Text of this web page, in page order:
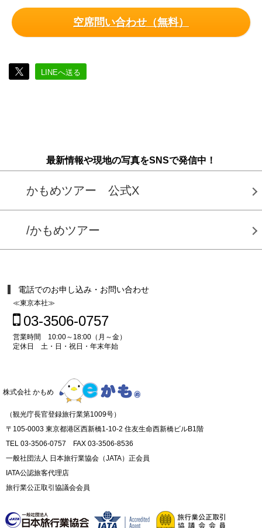
空席問い合わせ（無料）
LINEへ送る
最新情報や現地の写真をSNSで発信中！
かもめツアー 公式X
/かもめツアー
電話でのお申し込み・お問い合わせ
≪東京本社≫
03-3506-0757
営業時間 10:00～18:00（月～金）
定休日 土・日・祝日・年末年始
株式会社 かもめ
（観光庁長官登録旅行業第1009号）
〒105-0003 東京都港区西新橋1-10-2 住友生命西新橋ビルB1階
TEL 03-3506-0757 FAX 03-3506-8536
一般社団法人 日本旅行業協会（JATA）正会員
IATA公認旅客代理店
旅行業公正取引協議会会員